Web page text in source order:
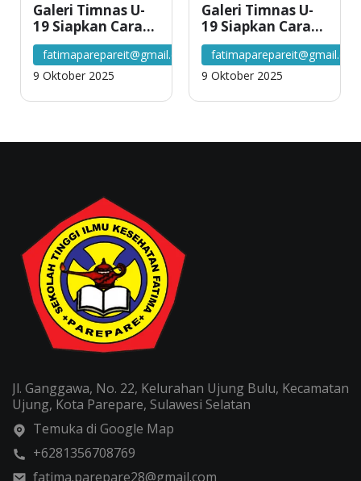
Galeri Timnas U-
19 Siapkan Cara
Berbeda Untuk
Lawan Vietnam
fatimaparepareit@gmail.com
9 Oktober 2025
Galeri Timnas U-
19 Siapkan Cara
Berbeda Untuk
Lawan Vietnam
9 Oktober 2025
Jl. Ganggawa, No. 22, Kelurahan Ujung Bulu, Kecamatan
Ujung, Kota Parepare, Sulawesi Selatan
Temuka di Google Map
+6281356708769
fatima.parepare28@gmail.com